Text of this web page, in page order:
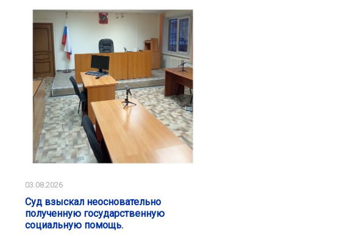
03.08.2026
Суд взыскал неосновательно
полученную государственную
социальную помощь.